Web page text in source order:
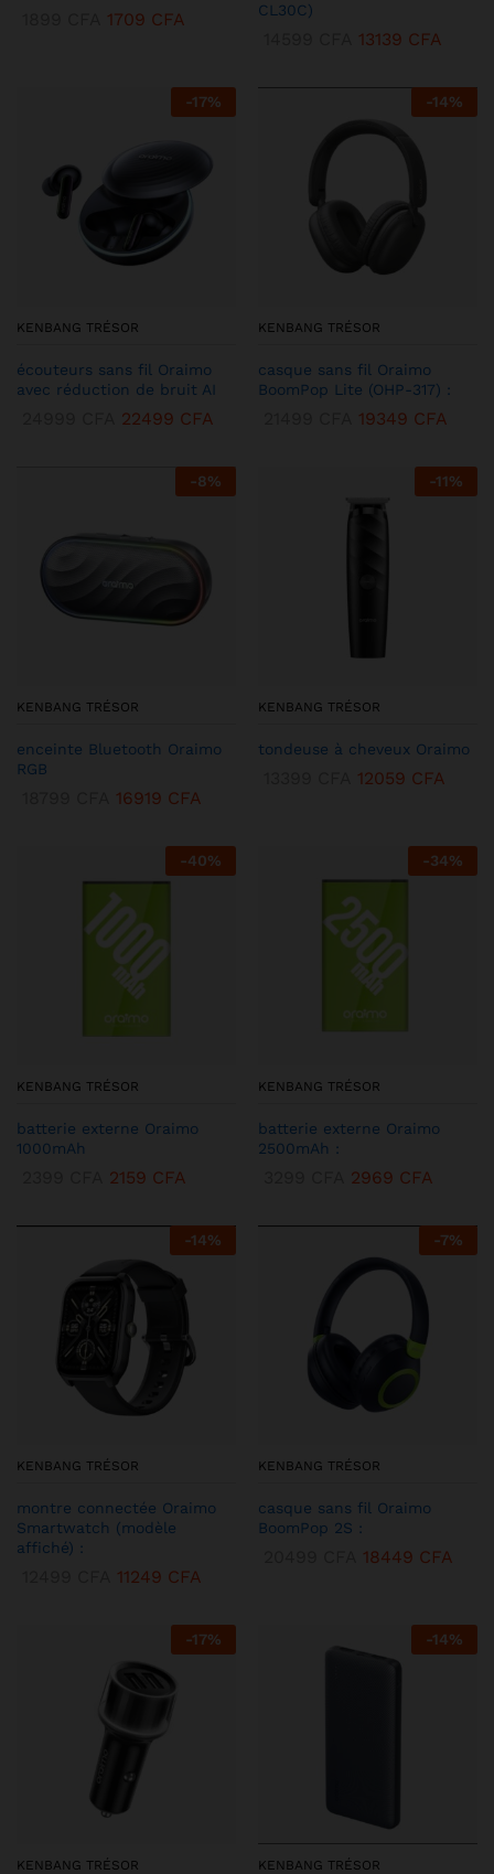
1709 CFA
CL30C)
13139 CFA
-17%
KENBANG TRÉSOR
écouteurs sans fil Oraimo
avec réduction de bruit AI
22499 CFA
-14%
KENBANG TRÉSOR
casque sans fil Oraimo
BoomPop Lite (OHP-317) :
19349 CFA
-8%
KENBANG TRÉSOR
enceinte Bluetooth Oraimo
RGB
16919 CFA
-11%
KENBANG TRÉSOR
tondeuse à cheveux Oraimo
12059 CFA
-40%
KENBANG TRÉSOR
batterie externe Oraimo
1000mAh
2159 CFA
-34%
KENBANG TRÉSOR
batterie externe Oraimo
2500mAh :
2969 CFA
-14%
KENBANG TRÉSOR
montre connectée Oraimo
Smartwatch (modèle
affiché) :
11249 CFA
-7%
KENBANG TRÉSOR
casque sans fil Oraimo
BoomPop 2S :
18449 CFA
-17%
KENBANG TRÉSOR
-14%
KENBANG TRÉSOR